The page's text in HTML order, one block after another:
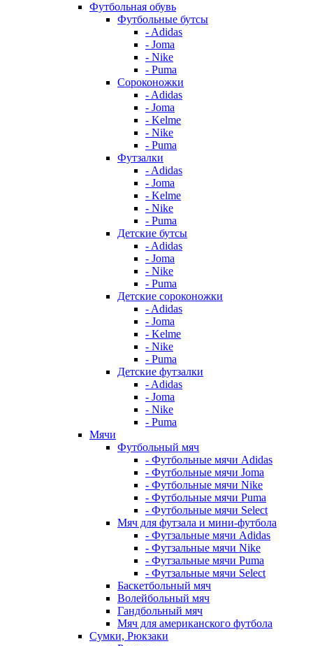
Футбольная обувь
Футбольные бутсы
- Adidas
- Joma
- Nike
- Puma
Сороконожки
- Adidas
- Joma
- Kelme
- Nike
- Puma
Футзалки
- Adidas
- Joma
- Kelme
- Nike
- Puma
Детские бутсы
- Adidas
- Joma
- Nike
- Puma
Детские сороконожки
- Adidas
- Joma
- Kelme
- Nike
- Puma
Детские футзалки
- Adidas
- Joma
- Nike
- Puma
Мячи
Футбольный мяч
- Футбольные мячи Adidas
- Футбольные мячи Joma
- Футбольные мячи Nike
- Футбольные мячи Puma
- Футбольные мячи Select
Мяч для футзала и мини-футбола
- Футзальные мячи Adidas
- Футзальные мячи Nike
- Футзальные мячи Puma
- Футзальные мячи Select
Баскетбольный мяч
Волейбольный мяч
Гандбольный мяч
Мяч для американского футбола
Сумки, Рюкзаки